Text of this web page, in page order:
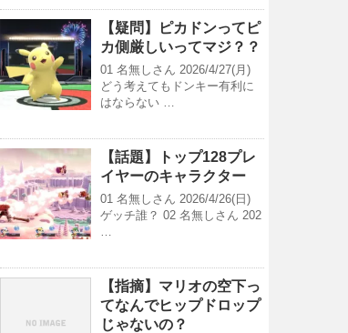
【疑問】ピカドンってピ
カ側厳しいってマジ？？
01 名無しさん 2026/4/27(月)
どう考えてもドンキー有利に
はならない …
【話題】トップ128プレ
イヤーのキャラクター
01 名無しさん 2026/4/26(日)
ゲッチ誰？ 02 名無しさん 202
…
【指摘】マリオの空下っ
てなんでヒップドロップ
じゃないの？